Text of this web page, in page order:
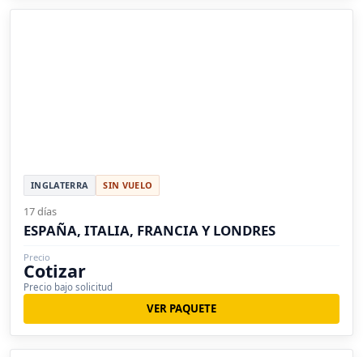
INGLATERRA SIN VUELO
17 días
ESPAÑA, ITALIA, FRANCIA Y LONDRES
Precio
Cotizar
Precio bajo solicitud
VER PAQUETE